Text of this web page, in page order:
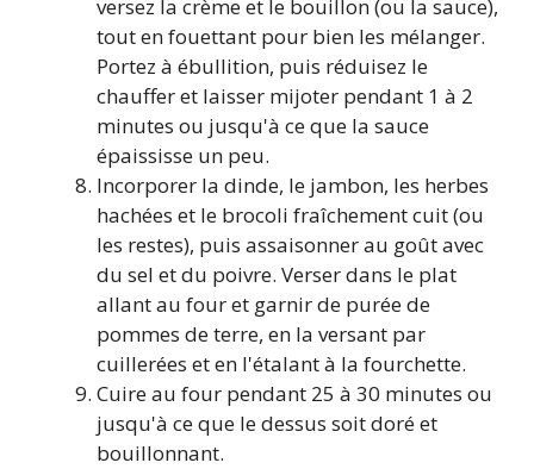
versez la crème et le bouillon (ou la sauce),
tout en fouettant pour bien les mélanger.
Portez à ébullition, puis réduisez le
chauffer et laisser mijoter pendant 1 à 2
minutes ou jusqu'à ce que la sauce
épaississe un peu.
Incorporer la dinde, le jambon, les herbes
hachées et le brocoli fraîchement cuit (ou
les restes), puis assaisonner au goût avec
du sel et du poivre. Verser dans le plat
allant au four et garnir de purée de
pommes de terre, en la versant par
cuillerées et en l'étalant à la fourchette.
Cuire au four pendant 25 à 30 minutes ou
jusqu'à ce que le dessus soit doré et
bouillonnant.